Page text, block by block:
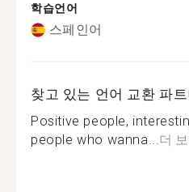
학습언어
스페인어
찾고 있는 언어 교환 파트
Positive people,
people who wanna...더